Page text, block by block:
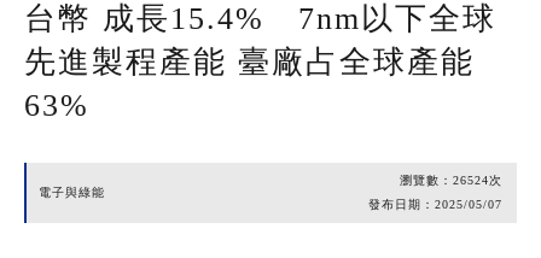
台幣 成長15.4% 7nm以下全球
先進製程產能 臺廠占全球產能
63%
電子與綠能
瀏覽數： 26524次
發布日期： 2025/05/07